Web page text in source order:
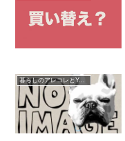
暮らしのアレコレとYouTube運営